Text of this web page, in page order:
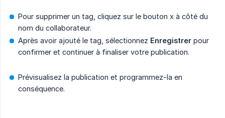
Pour supprimer un tag, cliquez sur le bouton x à côté du
nom du collaborateur.
Après avoir ajouté le tag, sélectionnez Enregistrer pour
confirmer et continuer à finaliser votre publication.
Prévisualisez la publication et programmez-la en
conséquence.